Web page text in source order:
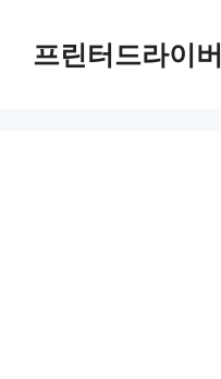
content프린터드라이버